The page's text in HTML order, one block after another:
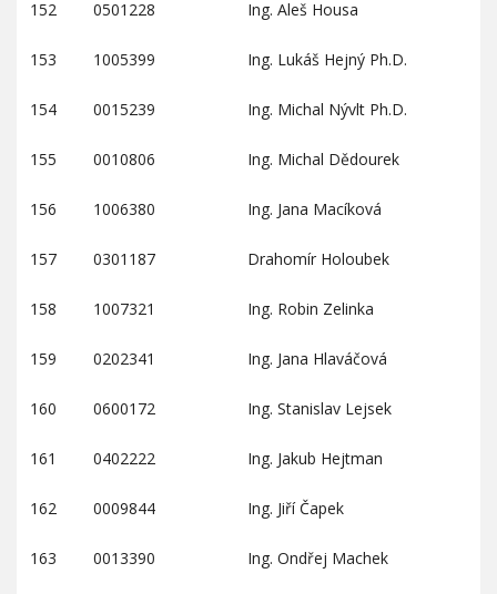
152 0501228 Ing. Aleš Housa
153 1005399 Ing. Lukáš Hejný Ph.D.
154 0015239 Ing. Michal Nývlt Ph.D.
155 0010806 Ing. Michal Dědourek
156 1006380 Ing. Jana Macíková
157 0301187 Drahomír Holoubek
158 1007321 Ing. Robin Zelinka
159 0202341 Ing. Jana Hlaváčová
160 0600172 Ing. Stanislav Lejsek
161 0402222 Ing. Jakub Hejtman
162 0009844 Ing. Jiří Čapek
163 0013390 Ing. Ondřej Machek